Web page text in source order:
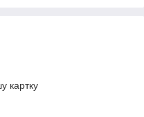
картку